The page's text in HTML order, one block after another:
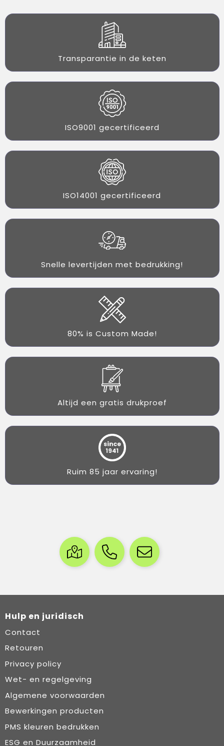
Transparantie in de keten
ISO9001 gecertificeerd
ISO14001 gecertificeerd
Snelle levertijden met bedrukking!
80% is Custom Made!
Altijd een gratis drukproef
Ruim 85 jaar ervaring!
Hulp en juridisch
Contact
Retouren
Privacy policy
Wet- en regelgeving
Algemene voorwaarden
Bewerkingen producten
PMS kleuren bedrukken
ESG en Duurzaamheid